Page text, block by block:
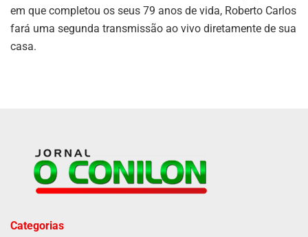
em que completou os seus 79 anos de vida, Roberto Carlos
fará uma segunda transmissão ao vivo diretamente de sua
casa.
Categorias